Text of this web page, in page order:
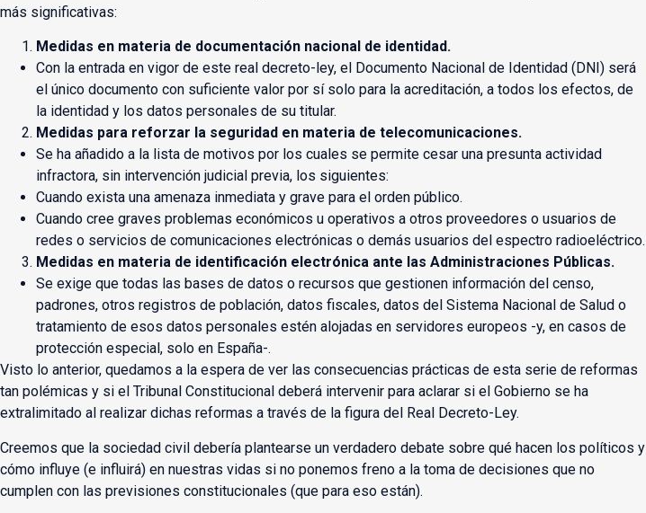
más significativas:
Medidas en materia de documentación nacional de identidad.
Con la entrada en vigor de este real decreto-ley, el Documento Nacional de Identidad (DNI) será
el único documento con suficiente valor por sí solo para la acreditación, a todos los efectos, de
la identidad y los datos personales de su titular.
Medidas para reforzar la seguridad en materia de telecomunicaciones.
Se ha añadido a la lista de motivos por los cuales se permite cesar una presunta actividad
infractora, sin intervención judicial previa, los siguientes:
Cuando exista una amenaza inmediata y grave para el orden público.
Cuando cree graves problemas económicos u operativos a otros proveedores o usuarios de
redes o servicios de comunicaciones electrónicas o demás usuarios del espectro radioeléctrico.
Medidas en materia de identificación electrónica ante las Administraciones Públicas.
Se exige que todas las bases de datos o recursos que gestionen información del censo,
padrones, otros registros de población, datos fiscales, datos del Sistema Nacional de Salud o
tratamiento de esos datos personales estén alojadas en servidores europeos -y, en casos de
protección especial, solo en España-.
Visto lo anterior, quedamos a la espera de ver las consecuencias prácticas de esta serie de reformas
tan polémicas y si el Tribunal Constitucional deberá intervenir para aclarar si el Gobierno se ha
extralimitado al realizar dichas reformas a través de la figura del Real Decreto-Ley.
Creemos que la sociedad civil debería plantearse un verdadero debate sobre qué hacen los políticos y
cómo influye (e influirá) en nuestras vidas si no ponemos freno a la toma de decisiones que no
cumplen con las previsiones constitucionales (que para eso están).